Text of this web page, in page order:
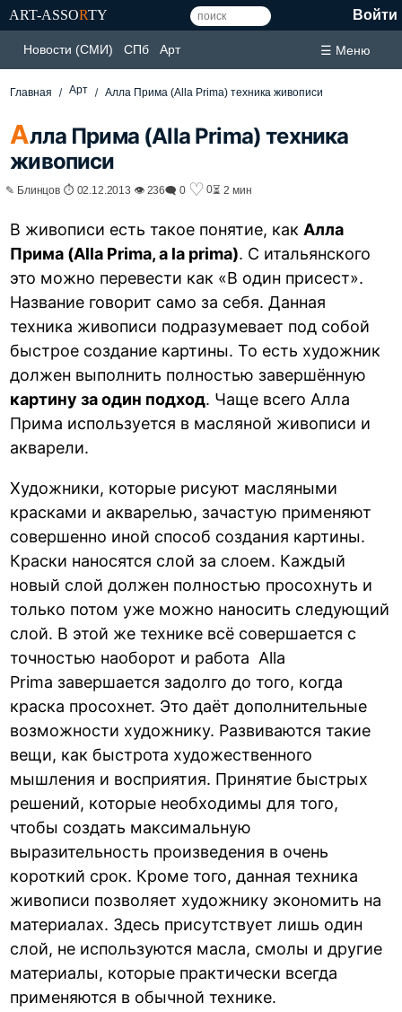
ART-ASSORTY Войти
Новости (СМИ) СПб Арт ☰ Меню
Главная Арт Алла Прима (Alla Prima) техника живописи
Алла Прима (Alla Prima) техника
живописи
✎ Блинцов ⏱ 02.12.2013 👁 236🗨 0 ♡ 0⏳ 2 мин
В живописи есть такое понятие, как Алла
Прима (Alla Prima, a la prima). С итальянского
это можно перевести как «В один присест».
Название говорит само за себя. Данная
техника живописи подразумевает под собой
быстрое создание картины. То есть художник
должен выполнить полностью завершённую
картину за один подход. Чаще всего Алла
Прима используется в масляной живописи и
акварели.
Художники, которые рисуют масляными
красками и акварелью, зачастую применяют
совершенно иной способ создания картины.
Краски наносятся слой за слоем. Каждый
новый слой должен полностью просохнуть и
только потом уже можно наносить следующий
слой. В этой же технике всё совершается с
точностью наоборот и работа Alla
Prima завершается задолго до того, когда
краска просохнет. Это даёт дополнительные
возможности художнику. Развиваются такие
вещи, как быстрота художественного
мышления и восприятия. Принятие быстрых
решений, которые необходимы для того,
чтобы создать максимальную
выразительность произведения в очень
короткий срок. Кроме того, данная техника
живописи позволяет художнику экономить на
материалах. Здесь присутствует лишь один
слой, не используются масла, смолы и другие
материалы, которые практически всегда
применяются в обычной технике.